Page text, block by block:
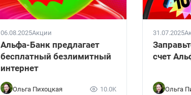
06.08.2025Акции
Альфа-Банк предлагает
бесплатный безлимитный
интернет
Ольга Пихоцкая 10.0K
31.07.2025
счет
Ольга